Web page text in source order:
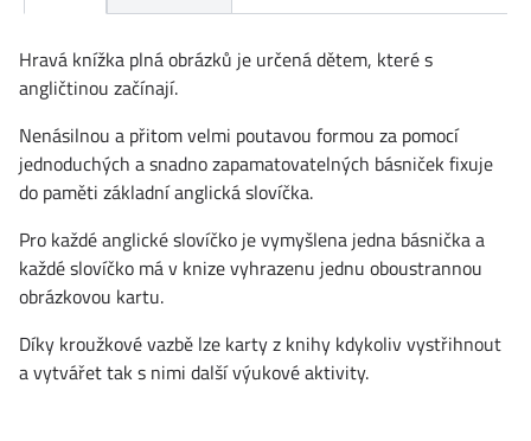
Hravá knížka plná obrázků je určená dětem, které s
angličtinou začínají.
Nenásilnou a přitom velmi poutavou formou za pomocí
jednoduchých a snadno zapamatovatelných básniček fixuje
do paměti základní anglická slovíčka.
Pro každé anglické slovíčko je vymyšlena jedna básnička a
každé slovíčko má v knize vyhrazenu jednu oboustrannou
obrázkovou kartu.
Díky kroužkové vazbě lze karty z knihy kdykoliv vystřihnout
a vytvářet tak s nimi další výukové aktivity.